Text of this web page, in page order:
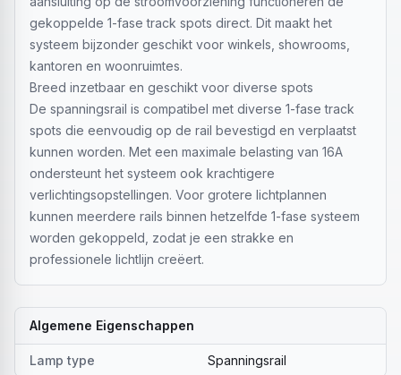
gekoppelde 1-fase track spots direct. Dit maakt het
systeem bijzonder geschikt voor winkels, showrooms,
kantoren en woonruimtes.
Breed inzetbaar en geschikt voor diverse spots
De spanningsrail is compatibel met diverse 1-fase track
spots die eenvoudig op de rail bevestigd en verplaatst
kunnen worden. Met een maximale belasting van 16A
ondersteunt het systeem ook krachtigere
verlichtingsopstellingen. Voor grotere lichtplannen
kunnen meerdere rails binnen hetzelfde 1-fase systeem
worden gekoppeld, zodat je een strakke en
professionele lichtlijn creëert.
Algemene Eigenschappen
Lamp type Spanningsrail